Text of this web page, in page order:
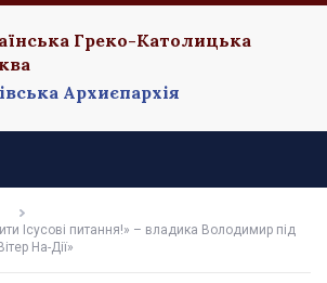
Греко-Католицька
Архиєпархія
Ісусові питання!» – владика Володимир під
На-Дії»